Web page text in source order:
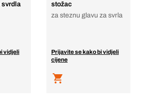
svrdla
vidjeli
stožac
za steznu glavu za svrla
Prijavite se kako bi vidjeli
cijene